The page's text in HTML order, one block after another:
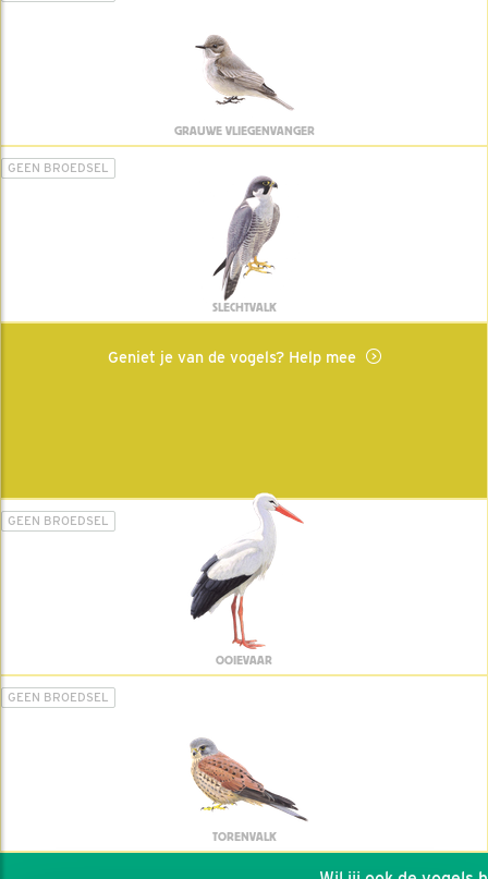
GRAUWE VLIEGENVANGER
GEEN BROEDSEL
SLECHTVALK
Geniet je van de vogels? Help mee
GEEN BROEDSEL
OOIEVAAR
GEEN BROEDSEL
TORENVALK